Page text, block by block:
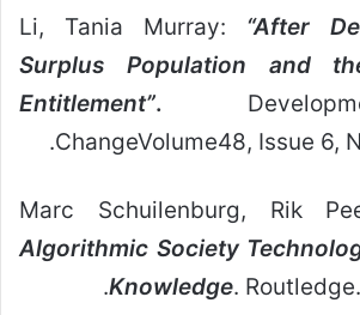
“After
Surplus Population and
Entitlement”.
ChangeVolume48, Issue 6,
Algorithmic Society
Knowledge.